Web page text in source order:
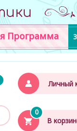
Программа
Личный
0
В